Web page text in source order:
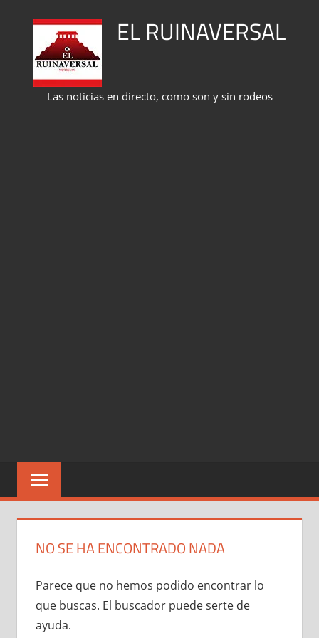
contenido
EL RUINAVERSAL
Las noticias en directo, como son y sin rodeos
NO SE HA ENCONTRADO NADA
Parece que no hemos podido encontrar lo
que buscas. El buscador puede serte de
ayuda.